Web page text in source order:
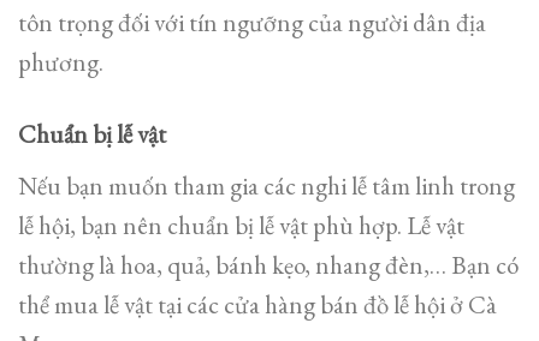
tôn trọng đối với tín ngưỡng của người dân địa
phương.
Chuẩn bị lễ vật
Nếu bạn muốn tham gia các nghi lễ tâm linh trong
lễ hội, bạn nên chuẩn bị lễ vật phù hợp. Lễ vật
thường là hoa, quả, bánh kẹo, nhang đèn,… Bạn có
thể mua lễ vật tại các cửa hàng bán đồ lễ hội ở Cà